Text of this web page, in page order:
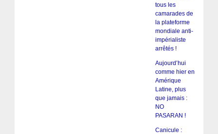
tous les
camarades de
la plateforme
mondiale anti-
impérialiste
arrêtés !
Aujourd’hui
comme hier en
Amérique
Latine, plus
que jamais :
NO
PASARAN !
Canicule :